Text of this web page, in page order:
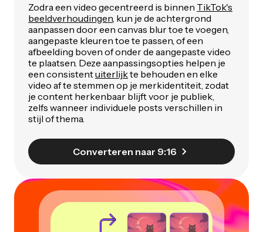
Zodra een video gecentreerd is binnen TikTok's
beeldverhoudingen , kun je de achtergrond
aanpassen door een canvas blur toe te voegen,
aangepaste kleuren toe te passen, of een
afbeelding boven of onder de aangepaste video
te plaatsen. Deze aanpassingsopties helpen je
een consistentuiterlijkte behouden en elke
video af te stemmen op je merkidentiteit, zodat
je content herkenbaar blijft voor je publiek,
zelfs wanneer individuele posts verschillen in
stijl of thema.
Converteren naar 9:16